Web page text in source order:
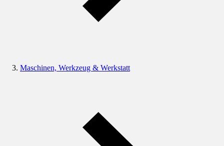
Maschinen, Werkzeug & Werkstatt